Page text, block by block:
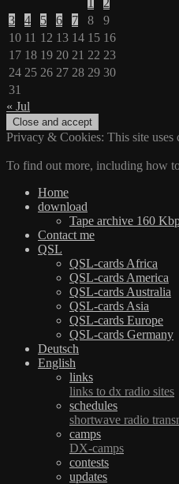
3
4 5 6 7 8
9
10 11 12 13 14 15 16
17 18 19 20 21 22 23
24 25 26 27 28 29 30
31
« Jul
Privacy & Cookies: This site uses
To find out more, including how
Home
download
Tape archive 160
Contact me
QSL
QSL-cards Africa
QSL-cards America
QSL-cards Australia
QSL-cards Asia
QSL-cards Europe
QSL-cards Germany
Deutsch
English
links
links to dx radio sites
schedules
shortwave radio
camps
DX-camps
contests
updates